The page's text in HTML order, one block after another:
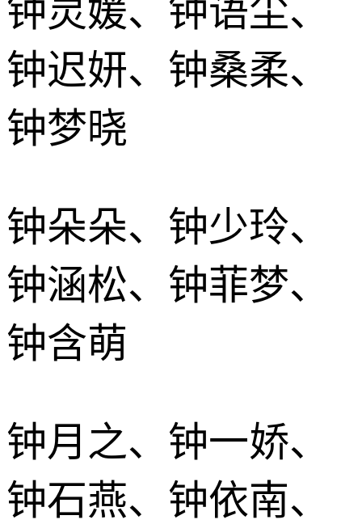
钟灵媛、钟语尘、
钟迟妍、钟桑柔、
钟梦晓
钟朵朵、钟少玲、
钟涵松、钟菲梦、
钟含萌
钟月之、钟一娇、
钟石燕、钟依南、